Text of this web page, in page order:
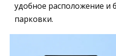
удобное расположение и
парковки.